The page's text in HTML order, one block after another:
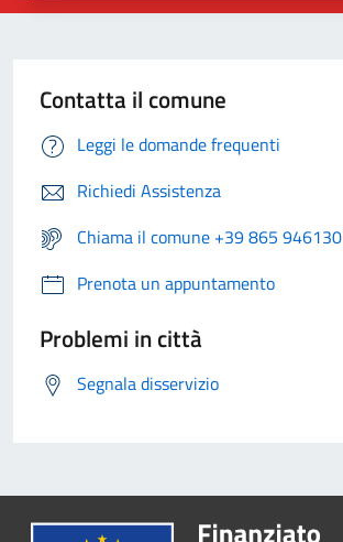
Contatta il comune
Leggi le domande frequenti
Richiedi Assistenza
Chiama il comune +39 865 946130
Prenota un appuntamento
Problemi in città
Segnala disservizio